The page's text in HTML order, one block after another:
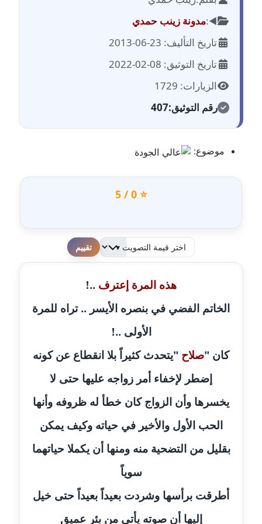
مدونة احمد زكريا
مدونة أحمد زيدان
مدونة أحمد سيد
عاملة
مدونة احمد شقليط
مدونة احمد كريدي
مدونة أحمد مليجي
عاملة
مدونة اريج الشرفا
عاملة
مدونة اسراء كمال
عاملة
مدونة اسلام أبو علم
عاملة
مدونة اسماء خوجة
عاملة
مدونة أسماء كاشف
◀️:مدونة زينب حمدي
تاريخ التأليف: 23-06-2013
تاريخ التوثيق: 08-02-2022
الزيارات: 1729
رقم التوثيق:407
موضوع:
⭐ 0 / 5
لطفا قم بالتقييم
هذه المرة إعترف ..!
الخاتم الفضي في بنصره الأيسر .. تراه للمرة
الأولى ..!
كان "صلاح "يتحدث كثيراً بلا انقطاع عن كونه
إضطر لإخفاء أمر زواجه عليها حتى لا
يخسرها وأن الزواج كان خطأ له ظروفه وأنها
الحب الأول والأخير في حياته وكيف يمكن
بقليل من التضحية منه ومنها أن يكملا حياتهما
سوياً
أطرقت برأسها وشردت بعيداً بعيداً حتى خيل
إليها أن صوته يأتي من بئر عميق